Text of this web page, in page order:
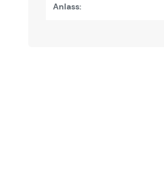
Anlass: